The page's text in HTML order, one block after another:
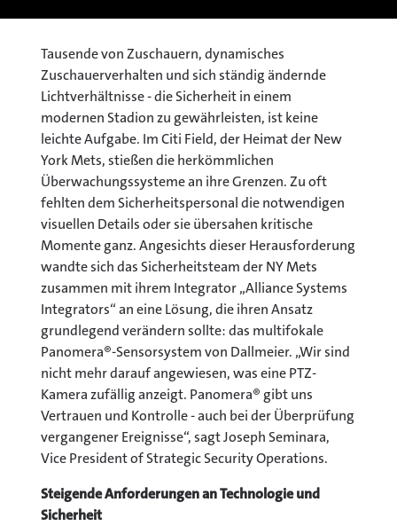
Tausende von Zuschauern, dynamisches
Zuschauerverhalten und sich ständig ändernde
Lichtverhältnisse - die Sicherheit in einem
modernen Stadion zu gewährleisten, ist keine
leichte Aufgabe. Im Citi Field, der Heimat der New
York Mets, stießen die herkömmlichen
Überwachungssysteme an ihre Grenzen. Zu oft
fehlten dem Sicherheitspersonal die notwendigen
visuellen Details oder sie übersahen kritische
Momente ganz. Angesichts dieser Herausforderung
wandte sich das Sicherheitsteam der NY Mets
zusammen mit ihrem Integrator „Alliance Systems
Integrators“ an eine Lösung, die ihren Ansatz
grundlegend verändern sollte: das multifokale
Panomera®-Sensorsystem von Dallmeier. „Wir sind
nicht mehr darauf angewiesen, was eine PTZ-
Kamera zufällig anzeigt. Panomera® gibt uns
Vertrauen und Kontrolle - auch bei der Überprüfung
vergangener Ereignisse“, sagt Joseph Seminara,
Vice President of Strategic Security Operations.
Steigende Anforderungen an Technologie und
Sicherheit